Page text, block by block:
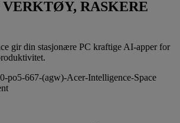
VERKTØY, RASKERE
gir din stasjonære PC kraftige AI-apper for